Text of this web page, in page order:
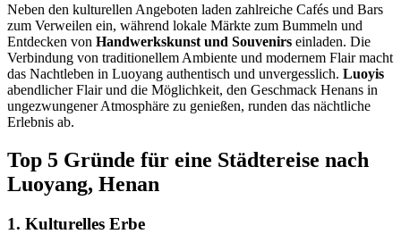
Neben den kulturellen Angeboten laden zahlreiche Cafés und Bars
zum Verweilen ein, während lokale Märkte zum Bummeln und
Entdecken von Handwerkskunst und Souvenirs einladen. Die
Verbindung von traditionellem Ambiente und modernem Flair macht
das Nachtleben in Luoyang authentisch und unvergesslich. Luoyis
abendlicher Flair und die Möglichkeit, den Geschmack Henans in
ungezwungener Atmosphäre zu genießen, runden das nächtliche
Erlebnis ab.
Top 5 Gründe für eine Städtereise nach
Luoyang, Henan
1. Kulturelles Erbe